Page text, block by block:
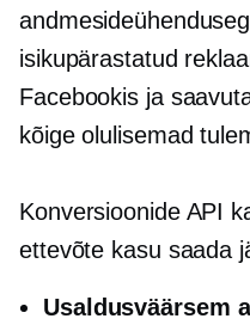
isikupärastatud
Facebookis ja
kõige olulisemad
Konversioonide API
ettevõte kasu saada
Usaldusväärsem